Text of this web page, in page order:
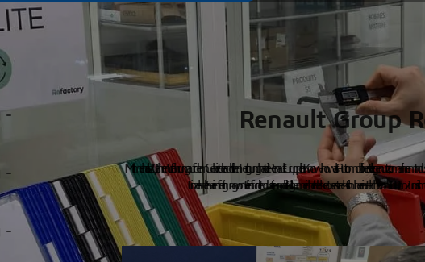
-
-
-
Renault Group
Mit mehr als 20 Jahren Erfahrung auf dem Gebiet der additiven Fertigung hat die Renault-Gruppe ihr Know-how als Automobilhersteller genutzt, um an ihrem
Einzel- oder Serienfertigung von Teilen für die Industrie und die Allgemeinheit decken. Es erstreckt sich über eine Fläche von 500